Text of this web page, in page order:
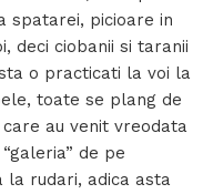
spatarei, picioare in
deci ciobanii si taranii
o practicati la voi la
toate se plang de
au venit vreodata
de pe
la rudari, adica asta